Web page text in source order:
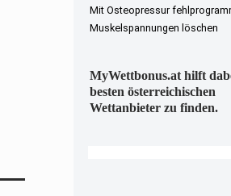
Mit Osteopressur
Muskelspannungen löschen
MyWettbonus.at hilft
besten österreichischen
Wettanbieter zu finden.